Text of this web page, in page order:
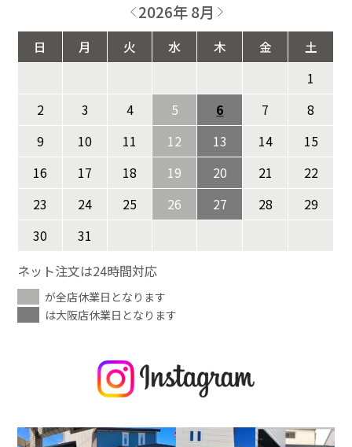
2026年 8月
日 月 火 水 木 金
土
1
2
3 4 5 6 7
8
9
10 11 12 13 14
15
16
17 18 19 20 21
22
23
24 25 26 27 28
29
30
31
ネット注文は24時間対応
が全店休業日となります
は大阪店休業日となります